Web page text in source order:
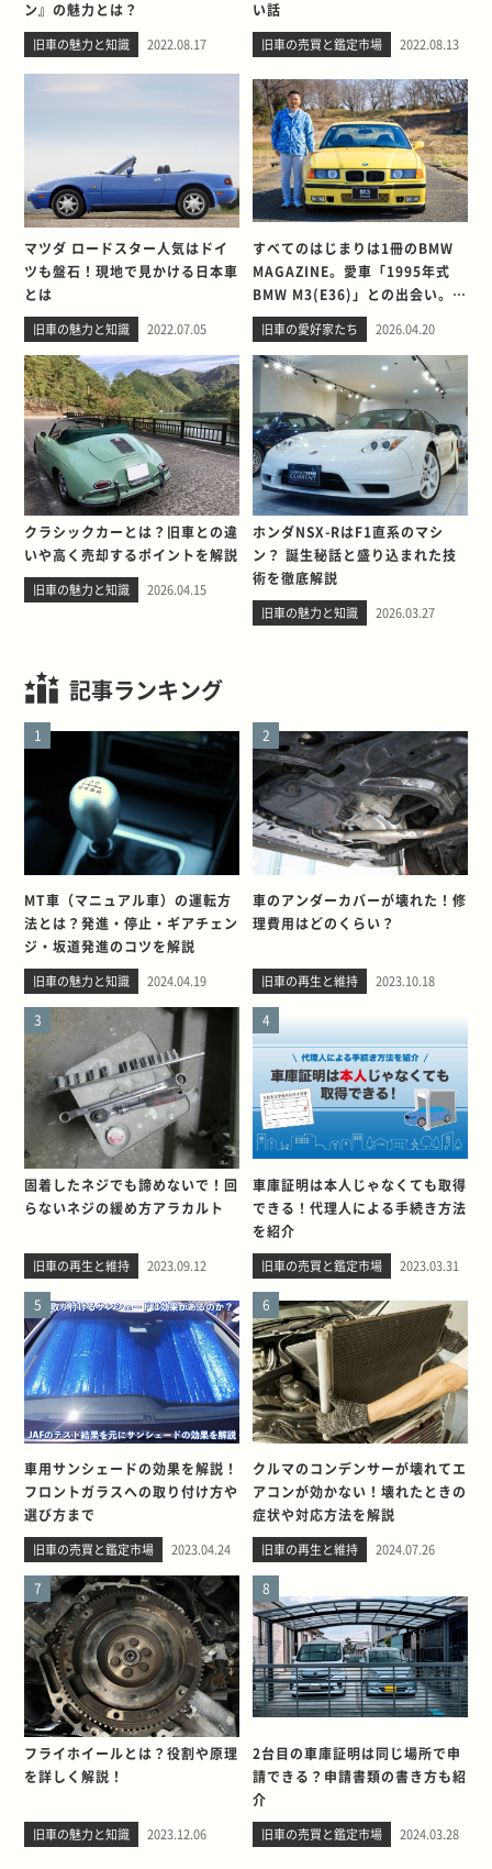
ン』の魅力とは？
旧車の魅力と知識 2022.08.17
い話
旧車の売買と鑑定市場 2022.08.13
マツダ ロードスター人気はドイ
ツも盤石！現地で見かける日本車
とは
旧車の魅力と知識 2022.07.05
すべてのはじまりは1冊のBMW
MAGAZINE。愛車「1995年式
BMW M3(E36)」との出会い。そ
して別れを考える
旧車の愛好家たち 2026.04.20
クラシックカーとは？旧車との違
いや高く売却するポイントを解説
旧車の魅力と知識 2026.04.15
ホンダNSX-RはF1直系のマシ
ン？ 誕生秘話と盛り込まれた技
術を徹底解説
旧車の魅力と知識 2026.03.27
記事ランキング
1
MT車（マニュアル車）の運転方
法とは？発進・停止・ギアチェン
ジ・坂道発進のコツを解説
旧車の魅力と知識 2024.04.19
2
車のアンダーカバーが壊れた！修
理費用はどのくらい？
旧車の再生と維持 2023.10.18
3
固着したネジでも諦めないで！回
らないネジの緩め方アラカルト
旧車の再生と維持 2023.09.12
4
車庫証明は本人じゃなくても取得
できる！代理人による手続き方法
を紹介
旧車の売買と鑑定市場 2023.03.31
5
車用サンシェードの効果を解説！
フロントガラスへの取り付け方や
選び方まで
旧車の売買と鑑定市場 2023.04.24
6
クルマのコンデンサーが壊れてエ
アコンが効かない！壊れたときの
症状や対応方法を解説
旧車の再生と維持 2024.07.26
7
フライホイールとは？役割や原理
を詳しく解説！
旧車の魅力と知識 2023.12.06
8
2台目の車庫証明は同じ場所で申
請できる？申請書類の書き方も紹
介
旧車の売買と鑑定市場 2024.03.28